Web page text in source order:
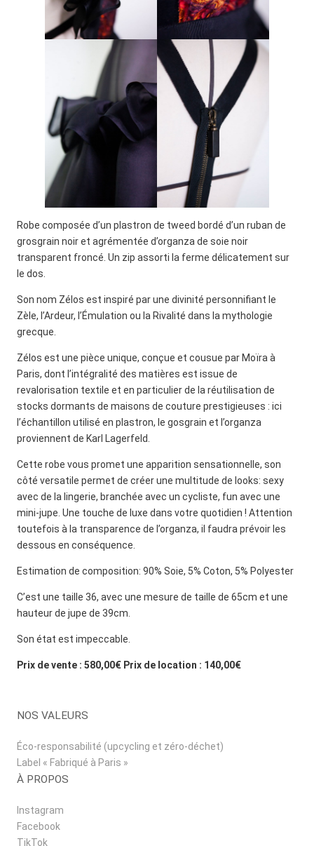
Robe composée d’un plastron de tweed bordé d’un ruban de
grosgrain noir et agrémentée d’organza de soie noir
transparent froncé. Un zip assorti la ferme délicatement sur
le dos.
Son nom Zélos est inspiré par une divinité personnifiant le
Zèle, l’Ardeur, l’Émulation ou la Rivalité dans la mythologie
grecque.
Zélos est une pièce unique, conçue et cousue par Moïra à
Paris, dont l’intégralité des matières est issue de
revalorisation textile et en particulier de la réutilisation de
stocks dormants de maisons de couture prestigieuses : ici
l’échantillon utilisé en plastron, le gosgrain et l’organza
proviennent de Karl Lagerfeld.
Cette robe vous promet une apparition sensationnelle, son
côté versatile permet de créer une multitude de looks: sexy
avec de la lingerie, branchée avec un cycliste, fun avec une
mini-jupe. Une touche de luxe dans votre quotidien ! Attention
toutefois à la transparence de l’organza, il faudra prévoir les
dessous en conséquence.
Estimation de composition: 90% Soie, 5% Coton, 5% Polyester
C’est une taille 36, avec une mesure de taille de 65cm et une
hauteur de jupe de 39cm.
Son état est impeccable.
Prix de vente : 580,00€ Prix de location : 140,00€
NOS VALEURS
Éco-responsabilité (upcycling et zéro-déchet)
Label « Fabriqué à Paris »
À PROPOS
Instagram
Facebook
TikTok